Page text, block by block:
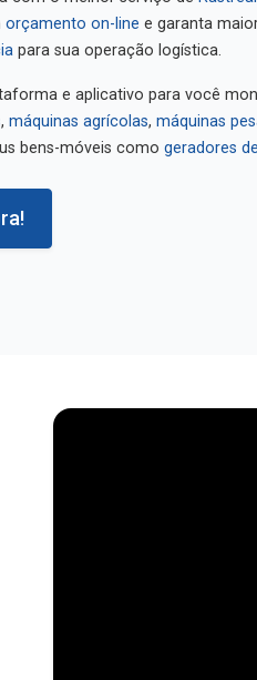
orçamento on-line e garanta
para sua operação logística.
e aplicativo para você
máquinas agrícolas máquinas
bens-móveis como geradores